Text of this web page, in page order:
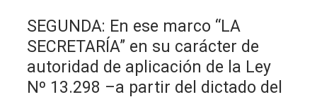
SEGUNDA: En ese marco “LA
SECRETARÍA” en su carácter de
autoridad de aplicación de la Ley
Nº 13.298 –a partir del dictado del